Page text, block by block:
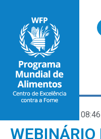
08:46
WEBINÁRIO